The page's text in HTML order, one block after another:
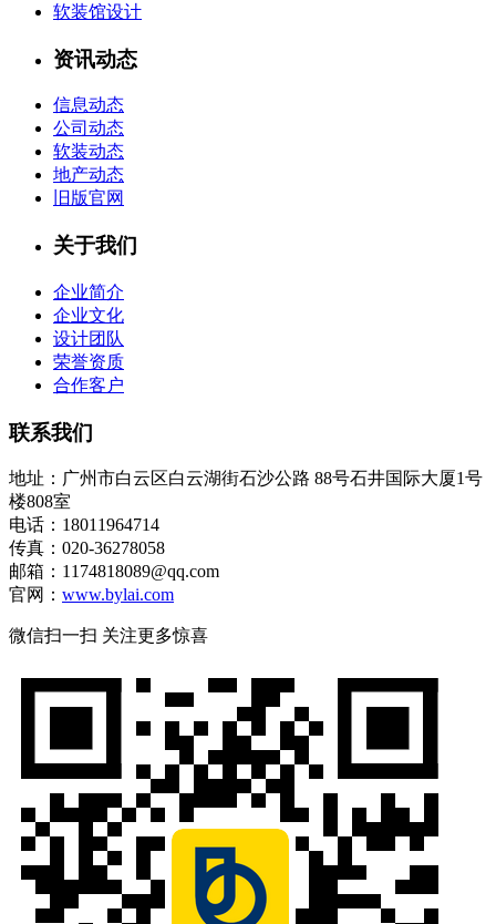
软装馆设计
资讯动态
信息动态
公司动态
软装动态
地产动态
旧版官网
关于我们
企业简介
企业文化
设计团队
荣誉资质
合作客户
联系我们
地址：广州市白云区白云湖街石沙公路 88号石井国际大厦1号
楼808室
电话：18011964714
传真：020-36278058
邮箱：1174818089@qq.com
官网： www.bylai.com
微信扫一扫 关注更多惊喜